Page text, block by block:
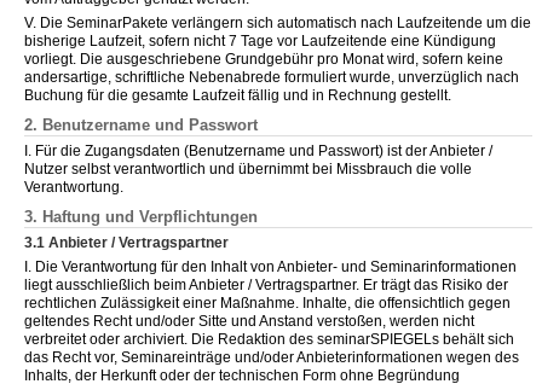
V. Die SeminarPakete verlängern sich automatisch nach Laufzeitende um die
bisherige Laufzeit, sofern nicht 7 Tage vor Laufzeitende eine Kündigung
vorliegt. Die ausgeschriebene Grundgebühr pro Monat wird, sofern keine
andersartige, schriftliche Nebenabrede formuliert wurde, unverzüglich nach
Buchung für die gesamte Laufzeit fällig und in Rechnung gestellt.
2. Benutzername und Passwort
I. Für die Zugangsdaten (Benutzername und Passwort) ist der Anbieter /
Nutzer selbst verantwortlich und übernimmt bei Missbrauch die volle
Verantwortung.
3. Haftung und Verpflichtungen
3.1 Anbieter / Vertragspartner
I. Die Verantwortung für den Inhalt von Anbieter- und Seminarinformationen
liegt ausschließlich beim Anbieter / Vertragspartner. Er trägt das Risiko der
rechtlichen Zulässigkeit einer Maßnahme. Inhalte, die offensichtlich gegen
geltendes Recht und/oder Sitte und Anstand verstoßen, werden nicht
verbreitet oder archiviert. Die Redaktion des seminarSPIEGELs behält sich
das Recht vor, Seminareinträge und/oder Anbieterinformationen wegen des
Inhalts, der Herkunft oder der technischen Form ohne Begründung